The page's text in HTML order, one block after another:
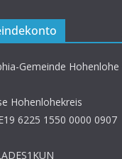
Gemeinde Hohenlohe
Hohenlohekreis
6225 1550 0000 0907